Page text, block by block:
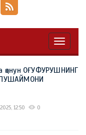
қонун ОҒУФУРУШНИНГ
ПУШАЙМОНИ
12:50 0